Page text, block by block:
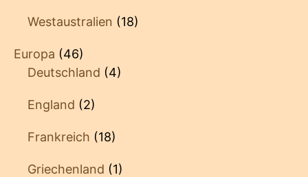
Westaustralien (18)
Europa (46)
Deutschland (4)
England (2)
Frankreich (18)
Griechenland (1)